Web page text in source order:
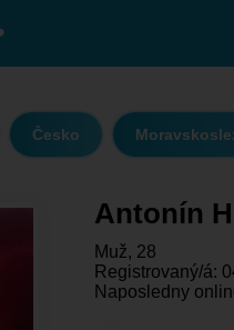
Česko
Antonín
Muž, 28
Registrovaný/á:
Naposledny